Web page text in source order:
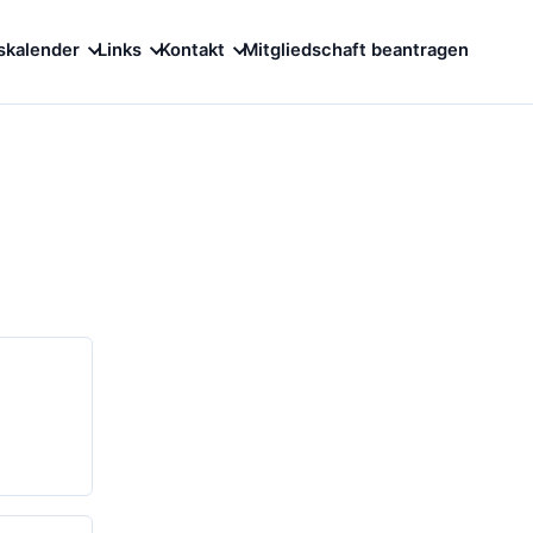
Links Kontakt Mitgliedschaft beantragen